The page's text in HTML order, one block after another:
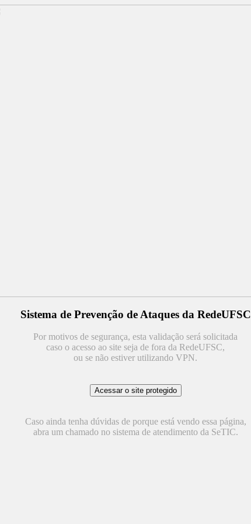
Sistema de Prevenção de Ataques da RedeUFSC
Por motivos de segurança, esta validação será solicitada
caso o acesso ao site seja de fora da RedeUFSC,
ou se não estiver utilizando VPN.
Caso ainda tenha dúvidas de porque está vendo essa página,
abra um chamado no sistema de atendimento da SeTIC.